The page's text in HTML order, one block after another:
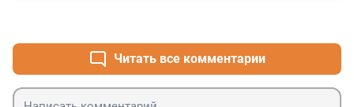
Читать все комментарии